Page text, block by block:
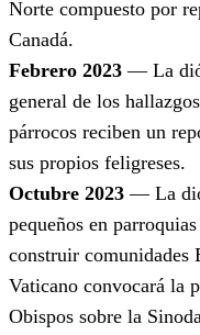
Norte compuesto por
Canadá.
Febrero 2023 — La
general de los
párrocos reciben un
sus propios feligreses.
Octubre 2023 — La
pequeños en
construir comunidades
Vaticano convocará la
Obispos sobre la